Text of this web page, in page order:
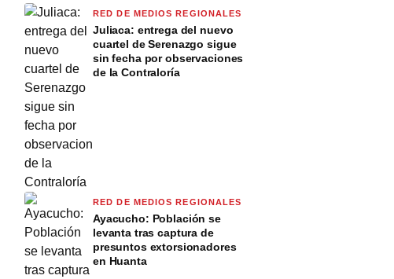
RED DE MEDIOS REGIONALES
Juliaca: entrega del nuevo
cuartel de Serenazgo sigue
sin fecha por observaciones
de la Contraloría
RED DE MEDIOS REGIONALES
Ayacucho: Población se
levanta tras captura de
presuntos extorsionadores
en Huanta